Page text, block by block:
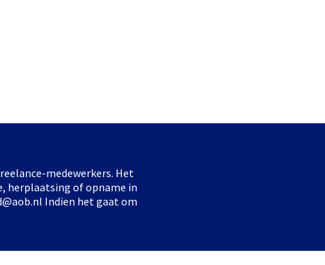
medewerkers. Het
herplaatsing of opname in
Indien het gaat om